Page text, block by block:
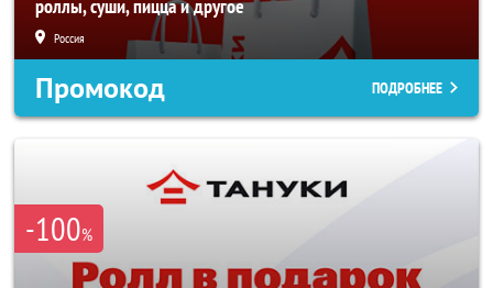
роллы, суши, пицца и другое
Россия
Промокод ПОДРОБНЕЕ
-100%